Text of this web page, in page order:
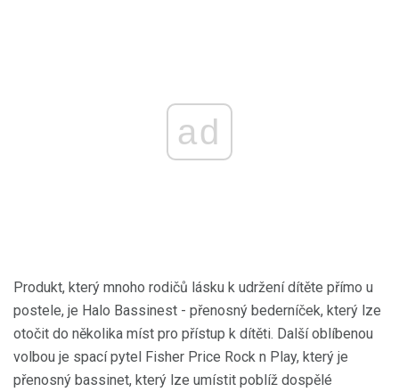
ad
Produkt, který mnoho rodičů lásku k udržení dítěte přímo u
postele, je Halo Bassinest - přenosný bederníček, který lze
otočit do několika míst pro přístup k dítěti. Další oblíbenou
volbou je spací pytel Fisher Price Rock n Play, který je
přenosný bassinet, který lze umístit poblíž dospělé